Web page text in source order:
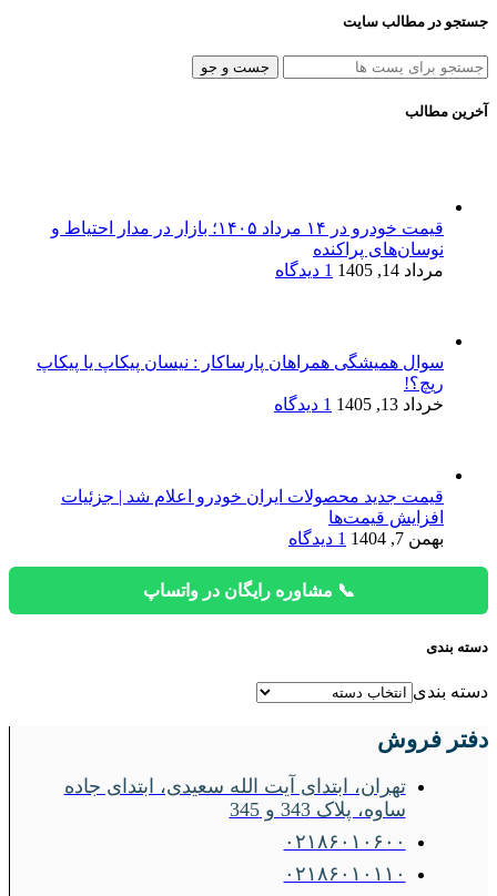
جستجو در مطالب سایت
جست و جو
آخرین مطالب
قیمت خودرو در ۱۴ مرداد ۱۴۰۵؛ بازار در مدار احتیاط و
نوسان‌های پراکنده
مرداد 14, 1405
1 دیدگاه
سوال همیشگی همراهان پارساکار : نیسان پیکاپ یا پیکاپ
ریچ؟!
خرداد 13, 1405
1 دیدگاه
قیمت جدید محصولات ایران خودرو اعلام شد | جزئیات
افزایش قیمت‌ها
بهمن 7, 1404
1 دیدگاه
📞 مشاوره رایگان در واتساپ
دسته بندی
دسته بندی
دفتر فروش
تهران، ابتدای آیت الله سعیدی، ابتدای جاده
ساوه، پلاک 343 و 345
۰۲۱۸۶۰۱۰۶۰۰
۰۲۱۸۶۰۱۰۱۱۰